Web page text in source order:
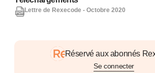
Réservé aux abonnés
Se connecter
Lettre de Rexecode - Octobre 2020